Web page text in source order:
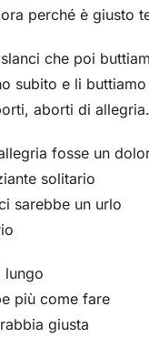
perché è giusto
che poi
subito e li
aborti di allegria.
fosse un
solitario
sarebbe un urlo
lungo
più come fare
giusta